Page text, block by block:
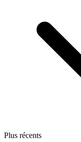
Plus récents